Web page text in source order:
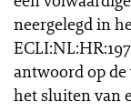
neergelegd in
antwoord op de
het sluiten van